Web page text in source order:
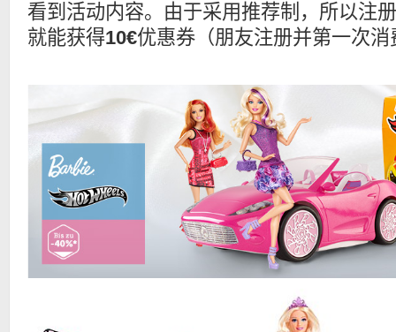
看到活动内容。由于采用推荐制，所以注
就能获得10€优惠券（朋友注册并第一次消